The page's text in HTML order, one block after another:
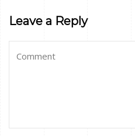
Leave a Reply